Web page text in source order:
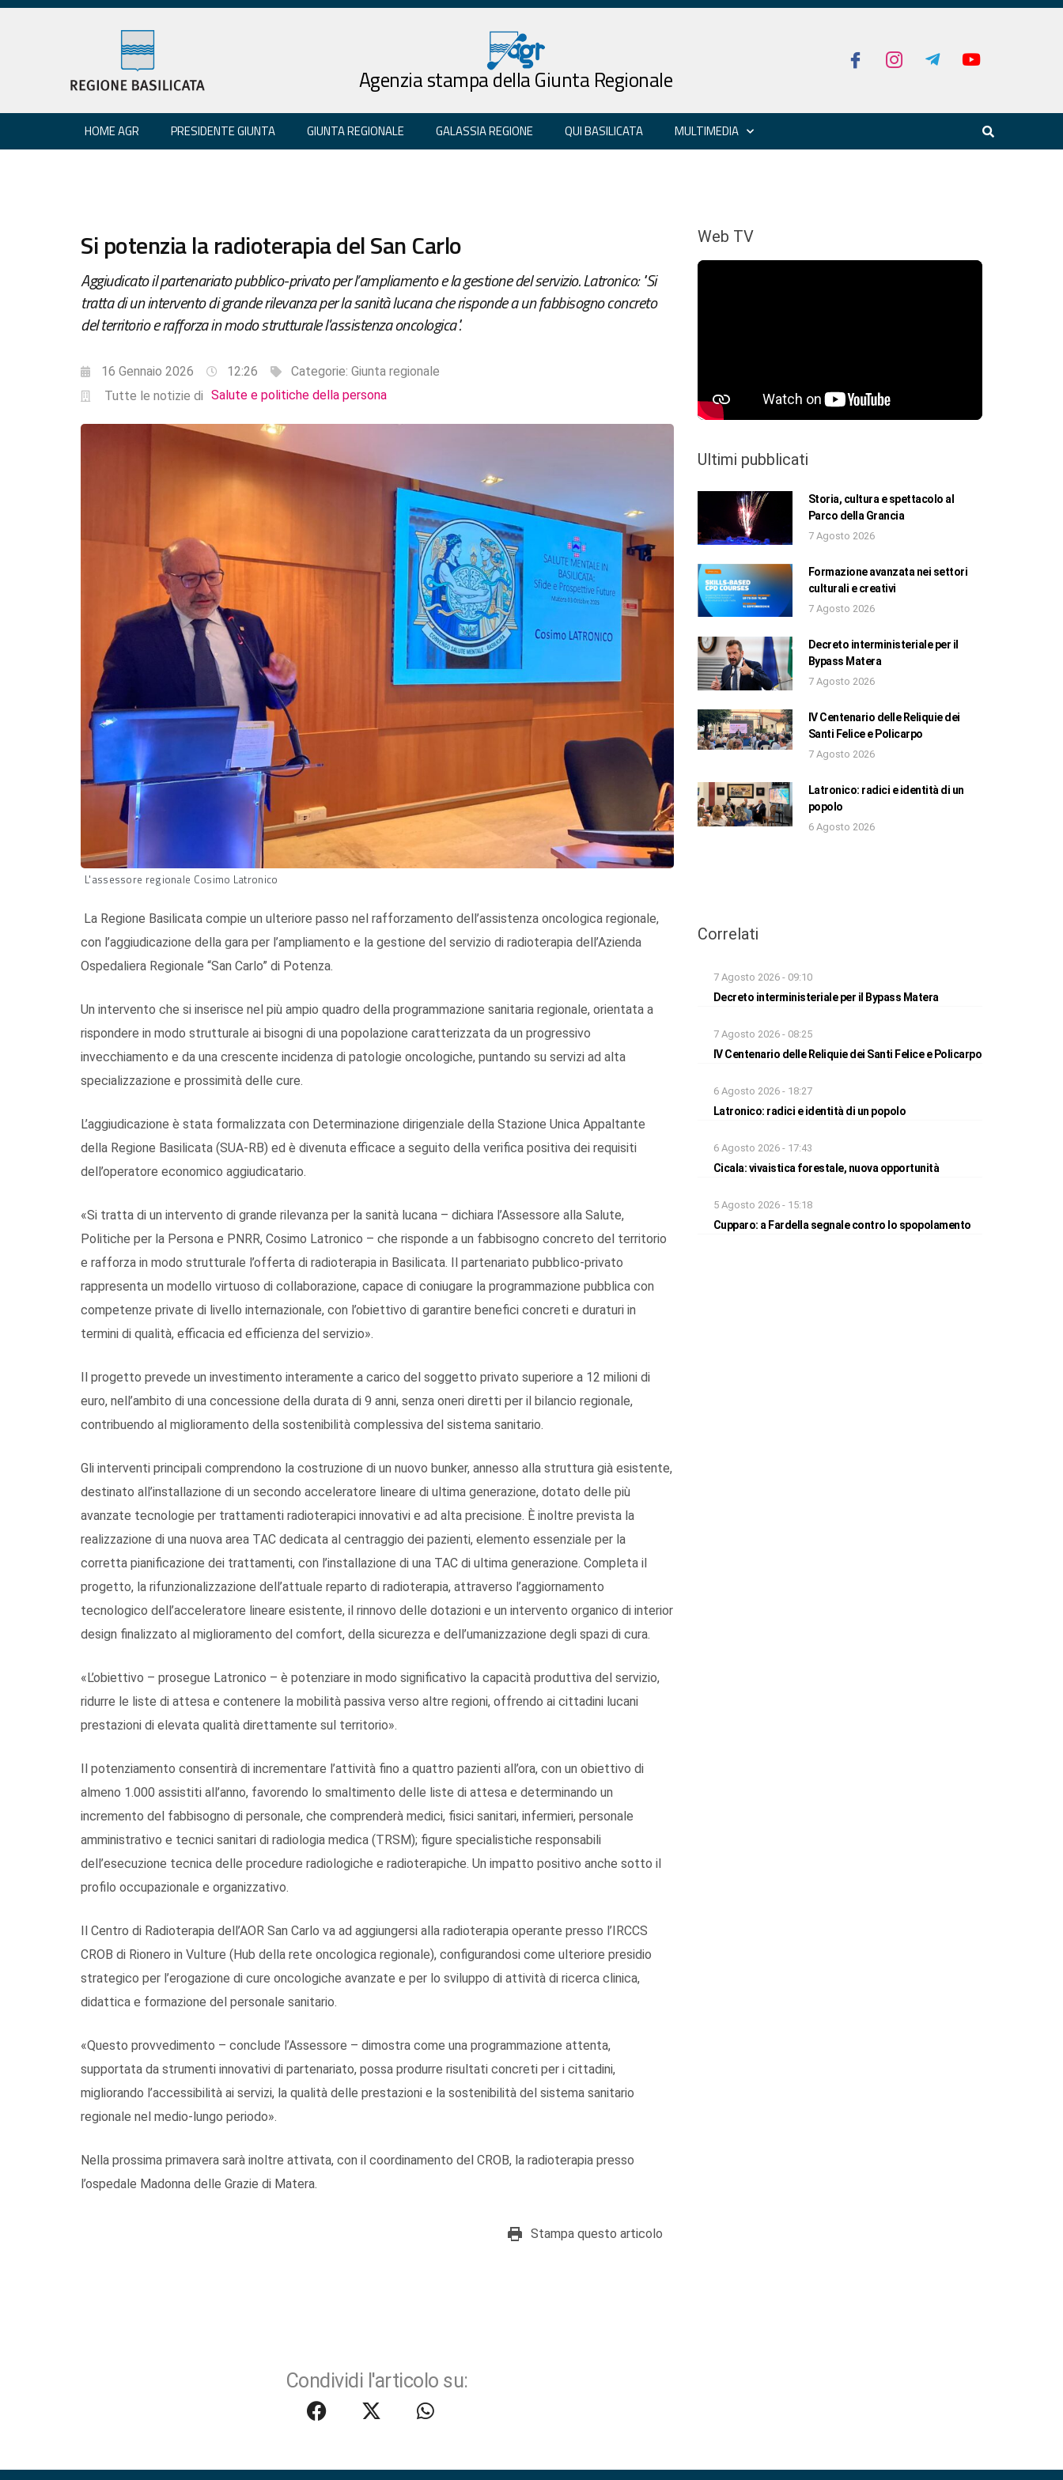
Agenzia stampa della Giunta Regionale
HOME AGR PRESIDENTE GIUNTA GIUNTA REGIONALE GALASSIA REGIONE QUI BASILICATA MULTIMEDIA
Si potenzia la radioterapia del San Carlo
Aggiudicato il partenariato pubblico-privato per l’ampliamento e la gestione del servizio. Latronico: "Si
tratta di un intervento di grande rilevanza per la sanità lucana che risponde a un fabbisogno concreto
del territorio e rafforza in modo strutturale l'assistenza oncologica".
16 Gennaio 2026 12:26 Categorie: Giunta regionale
Tutte le notizie di Salute e politiche della persona
L'assessore regionale Cosimo Latronico
La Regione Basilicata compie un ulteriore passo nel rafforzamento dell’assistenza oncologica regionale,
con l’aggiudicazione della gara per l’ampliamento e la gestione del servizio di radioterapia dell’Azienda
Ospedaliera Regionale “San Carlo” di Potenza.
Un intervento che si inserisce nel più ampio quadro della programmazione sanitaria regionale, orientata a
rispondere in modo strutturale ai bisogni di una popolazione caratterizzata da un progressivo
invecchiamento e da una crescente incidenza di patologie oncologiche, puntando su servizi ad alta
specializzazione e prossimità delle cure.
L’aggiudicazione è stata formalizzata con Determinazione dirigenziale della Stazione Unica Appaltante
della Regione Basilicata (SUA-RB) ed è divenuta efficace a seguito della verifica positiva dei requisiti
dell’operatore economico aggiudicatario.
«Si tratta di un intervento di grande rilevanza per la sanità lucana – dichiara l’Assessore alla Salute,
Politiche per la Persona e PNRR, Cosimo Latronico – che risponde a un fabbisogno concreto del territorio
e rafforza in modo strutturale l’offerta di radioterapia in Basilicata. Il partenariato pubblico-privato
rappresenta un modello virtuoso di collaborazione, capace di coniugare la programmazione pubblica con
competenze private di livello internazionale, con l’obiettivo di garantire benefici concreti e duraturi in
termini di qualità, efficacia ed efficienza del servizio».
Il progetto prevede un investimento interamente a carico del soggetto privato superiore a 12 milioni di
euro, nell’ambito di una concessione della durata di 9 anni, senza oneri diretti per il bilancio regionale,
contribuendo al miglioramento della sostenibilità complessiva del sistema sanitario.
Gli interventi principali comprendono la costruzione di un nuovo bunker, annesso alla struttura già esistente,
destinato all’installazione di un secondo acceleratore lineare di ultima generazione, dotato delle più
avanzate tecnologie per trattamenti radioterapici innovativi e ad alta precisione. È inoltre prevista la
realizzazione di una nuova area TAC dedicata al centraggio dei pazienti, elemento essenziale per la
corretta pianificazione dei trattamenti, con l’installazione di una TAC di ultima generazione. Completa il
progetto, la rifunzionalizzazione dell’attuale reparto di radioterapia, attraverso l’aggiornamento
tecnologico dell’acceleratore lineare esistente, il rinnovo delle dotazioni e un intervento organico di interior
design finalizzato al miglioramento del comfort, della sicurezza e dell’umanizzazione degli spazi di cura.
«L’obiettivo – prosegue Latronico – è potenziare in modo significativo la capacità produttiva del servizio,
ridurre le liste di attesa e contenere la mobilità passiva verso altre regioni, offrendo ai cittadini lucani
prestazioni di elevata qualità direttamente sul territorio».
Il potenziamento consentirà di incrementare l’attività fino a quattro pazienti all’ora, con un obiettivo di
almeno 1.000 assistiti all’anno, favorendo lo smaltimento delle liste di attesa e determinando un
incremento del fabbisogno di personale, che comprenderà medici, fisici sanitari, infermieri, personale
amministrativo e tecnici sanitari di radiologia medica (TRSM); figure specialistiche responsabili
dell’esecuzione tecnica delle procedure radiologiche e radioterapiche. Un impatto positivo anche sotto il
profilo occupazionale e organizzativo.
Il Centro di Radioterapia dell’AOR San Carlo va ad aggiungersi alla radioterapia operante presso l’IRCCS
CROB di Rionero in Vulture (Hub della rete oncologica regionale), configurandosi come ulteriore presidio
strategico per l’erogazione di cure oncologiche avanzate e per lo sviluppo di attività di ricerca clinica,
didattica e formazione del personale sanitario.
«Questo provvedimento – conclude l’Assessore – dimostra come una programmazione attenta,
supportata da strumenti innovativi di partenariato, possa produrre risultati concreti per i cittadini,
migliorando l’accessibilità ai servizi, la qualità delle prestazioni e la sostenibilità del sistema sanitario
regionale nel medio-lungo periodo».
Nella prossima primavera sarà inoltre attivata, con il coordinamento del CROB, la radioterapia presso
l’ospedale Madonna delle Grazie di Matera.
Stampa questo articolo
Condividi l'articolo su:
Web TV
Ultimi pubblicati
Storia, cultura e spettacolo al
Parco della Grancia
7 Agosto 2026
Formazione avanzata nei settori
culturali e creativi
7 Agosto 2026
Decreto interministeriale per il
Bypass Matera
7 Agosto 2026
IV Centenario delle Reliquie dei
Santi Felice e Policarpo
7 Agosto 2026
Latronico: radici e identità di un
popolo
6 Agosto 2026
Correlati
7 Agosto 2026 - 09:10
Decreto interministeriale per il Bypass Matera
7 Agosto 2026 - 08:25
IV Centenario delle Reliquie dei Santi Felice e Policarpo
6 Agosto 2026 - 18:27
Latronico: radici e identità di un popolo
6 Agosto 2026 - 17:43
Cicala: vivaistica forestale, nuova opportunità
5 Agosto 2026 - 15:18
Cupparo: a Fardella segnale contro lo spopolamento